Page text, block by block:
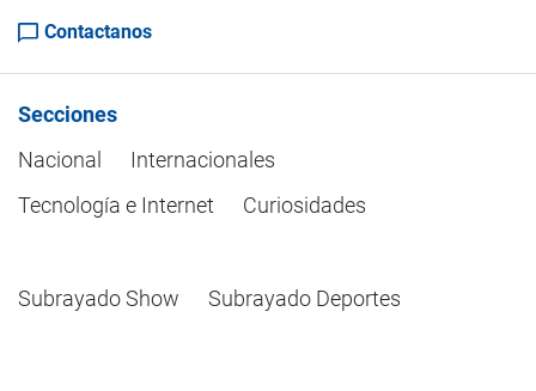
Contactanos
Secciones
Nacional
Internacionales
Tecnología e Internet
Curiosidades
Subrayado Show Subrayado Deportes